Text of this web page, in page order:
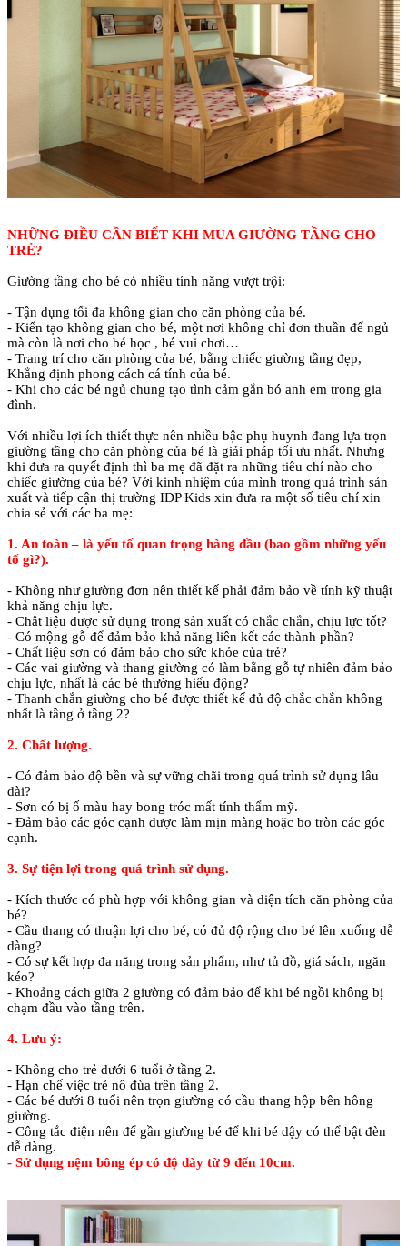
NHỮNG ĐIỀU CẦN BIẾT KHI MUA GIƯỜNG TẦNG CHO
TRẺ?
Giường tầng cho bé có nhiều tính năng vượt trội:
- Tận dụng tối đa không gian cho căn phòng của bé.
- Kiến tạo không gian cho bé, một nơi không chỉ đơn thuần để ngủ
mà còn là nơi cho bé học , bé vui chơi…
- Trang trí cho căn phòng của bé, bằng chiếc giường tầng đẹp,
Khẳng định phong cách cá tính của bé.
- Khi cho các bé ngủ chung tạo tình cảm gắn bó anh em trong gia
đình.
Với nhiều lợi ích thiết thực nên nhiều bậc phụ huynh đang lựa trọn
giường tầng cho căn phòng của bé là giải pháp tối ưu nhất. Nhưng
khi đưa ra quyết định thì ba mẹ đã đặt ra những tiêu chí nào cho
chiếc giường của bé? Với kinh nhiệm của mình trong quá trình sản
xuất và tiếp cận thị trường IDP Kids xin đưa ra một số tiêu chí xin
chia sẻ với các ba mẹ:
1. An toàn – là yếu tố quan trọng hàng đầu (bao gồm những yếu
tố gì?).
- Không như giường đơn nên thiết kế phải đảm bảo về tính kỹ thuật
khả năng chịu lực.
- Chât liệu được sử dụng trong sản xuất có chắc chắn, chịu lực tốt?
- Có mộng gỗ để đảm bảo khả năng liên kết các thành phần?
- Chất liệu sơn có đảm bảo cho sức khỏe của trẻ?
- Các vai giường và thang giường có làm bằng gỗ tự nhiên đảm bảo
chịu lực, nhất là các bé thường hiếu động?
- Thanh chắn giường cho bé được thiết kế đủ độ chắc chắn không
nhất là tầng ở tầng 2?
2. Chất lượng.
- Có đảm bảo độ bền và sự vững chãi trong quá trình sử dụng lâu
dài?
- Sơn có bị ố màu hay bong tróc mất tính thẩm mỹ.
- Đảm bảo các góc cạnh được làm mịn màng hoặc bo tròn các góc
cạnh.
3. Sự tiện lợi trong quá trình sử dụng.
- Kích thước có phù hợp với không gian và diện tích căn phòng của
bé?
- Cầu thang có thuận lợi cho bé, có đủ độ rộng cho bé lên xuống dễ
dàng?
- Có sự kết hợp đa năng trong sản phẩm, như tủ đồ, giá sách, ngăn
kéo?
- Khoảng cách giữa 2 giường có đảm bảo để khi bé ngồi không bị
chạm đầu vào tầng trên.
4. Lưu ý:
- Không cho trẻ dưới 6 tuổi ở tầng 2.
- Hạn chế việc trẻ nô đùa trên tầng 2.
- Các bé dưới 8 tuổi nên trọn giường có cầu thang hộp bên hông
giường.
- Công tắc điện nên để gần giường bé để khi bé dậy có thể bật đèn
dễ dàng.
- Sử dụng nệm bông ép có độ dày từ 9 đến 10cm.